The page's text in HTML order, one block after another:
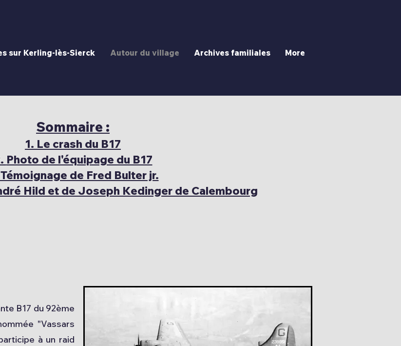
sur Kerling-lès-Sierck Autour du village Archives familiales More
Sommaire :
1. Le crash du B17
Photo de l'équipage du B17
de Fred Bulter jr.
Hild et de Joseph Kedinger de Calembourg
B17 du 92ème
"Vassars
à un raid